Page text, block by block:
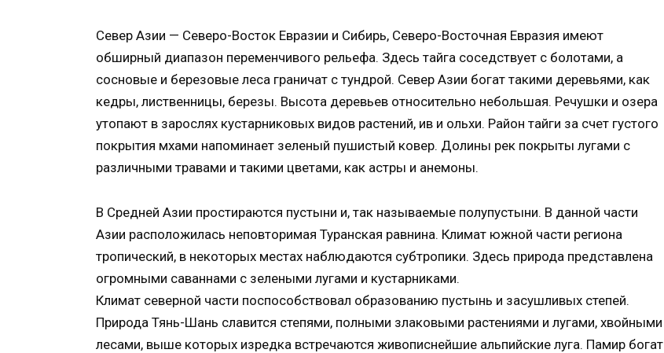
Север Азии — Северо-Восток Евразии и Сибирь, Северо-Восточная Евразия имеют
обширный диапазон переменчивого рельефа. Здесь тайга соседствует с болотами, а
сосновые и березовые леса граничат с тундрой. Север Азии богат такими деревьями, как
кедры, лиственницы, березы. Высота деревьев относительно небольшая. Речушки и озера
утопают в зарослях кустарниковых видов растений, ив и ольхи. Район тайги за счет густого
покрытия мхами напоминает зеленый пушистый ковер. Долины рек покрыты лугами с
различными травами и такими цветами, как астры и анемоны.
В Средней Азии простираются пустыни и, так называемые полупустыни. В данной части
Азии расположилась неповторимая Туранская равнина. Климат южной части региона
тропический, в некоторых местах наблюдаются субтропики. Здесь природа представлена
огромными саваннами с зелеными лугами и кустарниками.
Климат северной части поспособствовал образованию пустынь и засушливых степей.
Природа Тянь-Шань славится степями, полными злаковыми растениями и лугами, хвойными
лесами, выше которых изредка встречаются живописнейшие альпийские луга. Памир богат